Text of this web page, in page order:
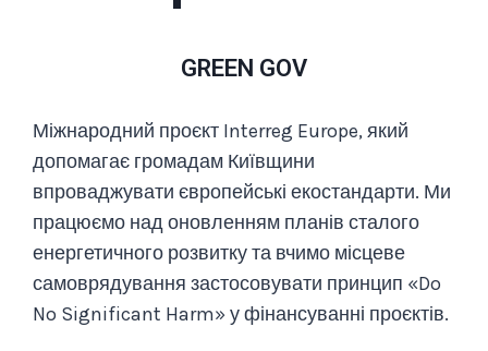
GREEN GOV
Міжнародний проєкт Interreg Europe, який
допомагає громадам Київщини
впроваджувати європейські екостандарти. Ми
працюємо над оновленням планів сталого
енергетичного розвитку та вчимо місцеве
самоврядування застосовувати принцип «Do
No Significant Harm» у фінансуванні проєктів.